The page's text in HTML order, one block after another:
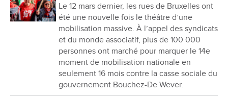
Le 12 mars dernier, les rues de Bruxelles ont
été une nouvelle fois le théâtre d’une
mobilisation massive. À l’appel des syndicats
et du monde associatif, plus de 100 000
personnes ont marché pour marquer le 14e
moment de mobilisation nationale en
seulement 16 mois contre la casse sociale du
gouvernement Bouchez-De Wever.